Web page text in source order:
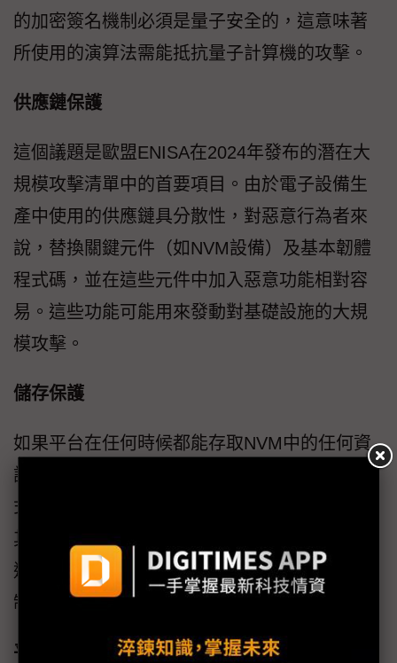
的加密簽名機制必須是量子安全的，這意味著
所使用的演算法需能抵抗量子計算機的攻擊。
供應鏈保護
這個議題是歐盟ENISA在2024年發布的潛在大
規模攻擊清單中的首要項目。由於電子設備生
產中使用的供應鏈具分散性，對惡意行為者來
說，替換關鍵元件（如NVM設備）及基本韌體
程式碼，並在這些元件中加入惡意功能相對容
易。這些功能可能用來發動對基礎設施的大規
模攻擊。
儲存保護
如果平台在任何時候都能存取NVM中的任何資
訊，則即便是臨時加載到記憶體中的惡意程
式，也能掃描NVM並存取機密或敏感數據，將
其傳送回攻擊者，甚至修改這些數據。必須對
這些非揮發性記憶體中的數據進行存取權限限
制。
平台韌性